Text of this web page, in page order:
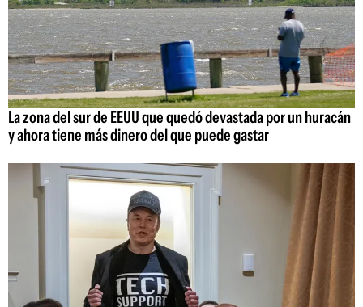
La zona del sur de EEUU que quedó devastada por un huracán
y ahora tiene más dinero del que puede gastar